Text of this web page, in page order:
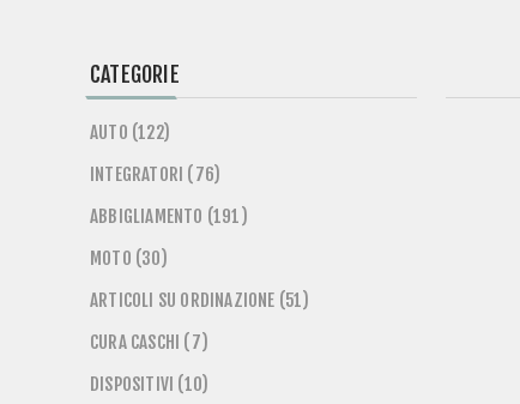
CATEGORIE
AUTO (122)
INTEGRATORI (76)
ABBIGLIAMENTO (191)
MOTO (30)
ARTICOLI SU ORDINAZIONE (51)
CURA CASCHI (7)
DISPOSITIVI (10)